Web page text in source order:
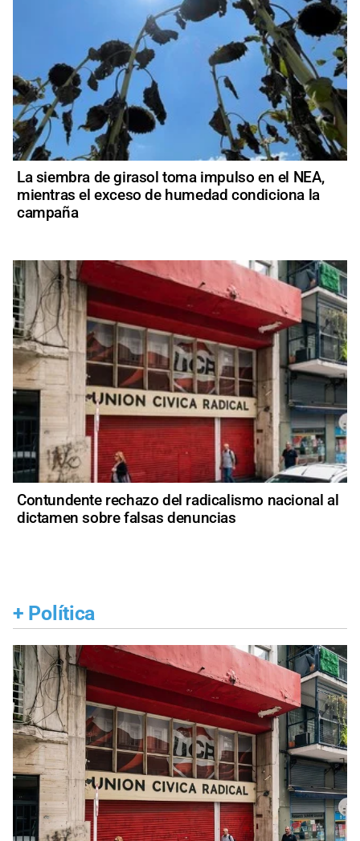
La siembra de girasol toma impulso en el NEA,
mientras el exceso de humedad condiciona la
campaña
Contundente rechazo del radicalismo nacional al
dictamen sobre falsas denuncias
+ Política